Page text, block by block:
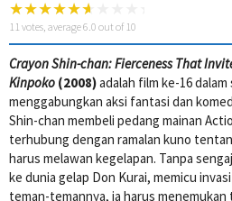
11 votes, average6.0 out of 10
Crayon Shin-chan: Fierceness That
Kinpoko (2008)adalah film ke-16
menggabungkan aksi fantasi dan
Shin-chan membeli pedang mainan
terhubung dengan ramalan kuno
harus melawan kegelapan. Tanpa
ke dunia gelap Don Kurai, memicu
teman-temannya, ia harus